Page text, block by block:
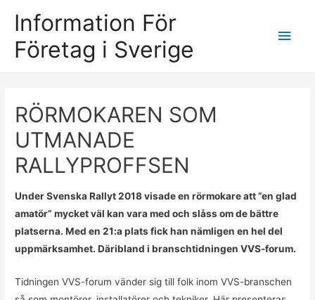
Information För
Företag i Sverige
Main
RÖRMOKAREN SOM
UTMANADE
RALLYPROFFSEN
Under Svenska Rallyt 2018 visade en rörmokare att ”en glad
amatör” mycket väl kan vara med och slåss om de bättre
platserna. Med en 21:a plats fick han nämligen en hel del
uppmärksamhet. Däribland i branschtidningen VVS-forum.
Tidningen VVS-forum vänder sig till folk inom VVS-branschen